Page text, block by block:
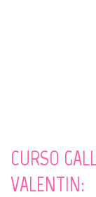
CURSO
VALENTIN: